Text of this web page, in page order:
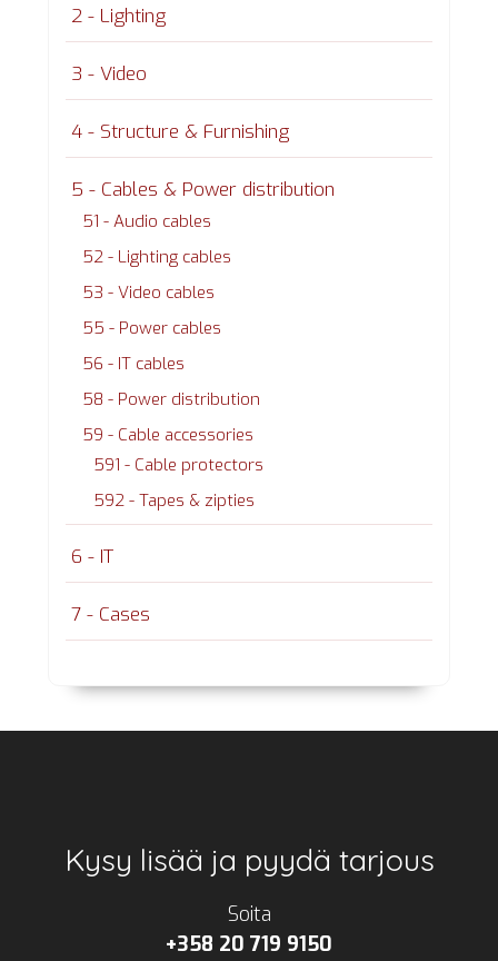
2 - Lighting
3 - Video
4 - Structure & Furnishing
5 - Cables & Power distribution
51 - Audio cables
52 - Lighting cables
53 - Video cables
55 - Power cables
56 - IT cables
58 - Power distribution
59 - Cable accessories
591 - Cable protectors
592 - Tapes & zipties
6 - IT
7 - Cases
Footer
Kysy lisää ja pyydä tarjous
Soita
+358 20 719 9150